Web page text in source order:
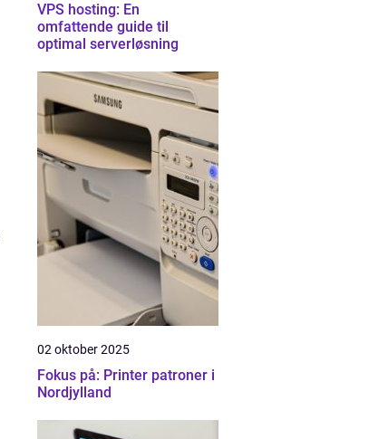
VPS hosting: En
omfattende guide til
optimal serverløsning
02 oktober 2025
Fokus på: Printer patroner i
Nordjylland